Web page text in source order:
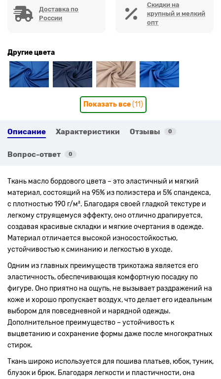
Доставка по
России
Скидки на
крупный и мелкий
опт
Другие цвета
Показать все(11)
Описание Характеристики Отзывы 0
Вопрос-ответ 0
Ткань масло бордового цвета – это эластичный и мягкий
материал, состоящий на 95% из полиэстера и 5% спандекса,
с плотностью 190 г/м². Благодаря своей гладкой текстуре и
легкому струящемуся эффекту, оно отлично драпируется,
создавая красивые складки и мягкие очертания в одежде.
Материал отличается высокой износостойкостью,
устойчивостью к сминанию и легкостью в уходе.
Одним из главных преимуществ трикотажа является его
эластичность, обеспечивающая комфортную посадку по
фигуре. Оно приятно на ощупь, не вызывает раздражений на
коже и хорошо пропускает воздух, что делает его идеальным
выбором для повседневной и нарядной одежды.
Дополнительное преимущество – устойчивость к
выцветанию и сохранение формы даже после многократных
стирок.
Ткань широко используется для пошива платьев, юбок, туник,
блузок и брюк. Благодаря легкости и пластичности, она